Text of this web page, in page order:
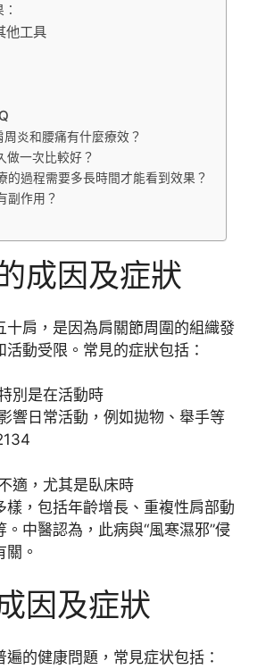
他工具
周炎和腰痛有什麼療效？
做一次比較好？
的過程需要多長時間才能看到效果？
副作用？
成因及症狀
十肩，是因為肩關節周圍的組織發
活動受限。常見的症狀包括：
別是在活動時
響日常活動，例如拋物、舉手等
適，尤其是臥床時
樣，包括年齡增長、重複性肩部動
中醫認為，此病與“風寒濕邪”侵
關。
因及症狀
遍的健康問題，常見症状包括：